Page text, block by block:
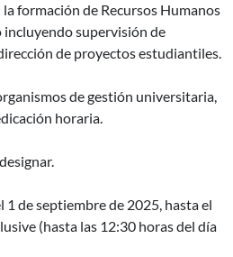
formación de Recursos Humanos
incluyendo supervisión de
de proyectos estudiantiles.
de gestión universitaria,
horaria.
1 de septiembre de 2025, hasta el
(hasta las 12:30 horas del día